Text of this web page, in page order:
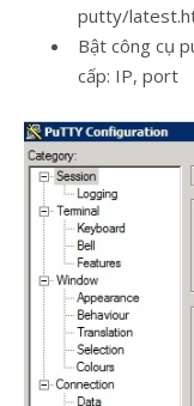
putty/
Bật công cụ
cấp: IP, port